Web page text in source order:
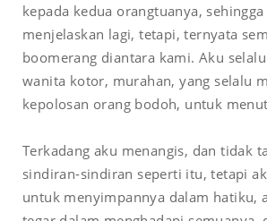
kepada kedua orangtuanya,
menjelaskan lagi, tetapi, ternyata
boomerang diantara kami. Aku
wanita kotor, murahan, yang selalu
kepolosan orang bodoh, untuk
Terkadang aku menangis, dan tidak
sindiran-sindiran seperti itu, tetapi
untuk menyimpannya dalam hatiku,